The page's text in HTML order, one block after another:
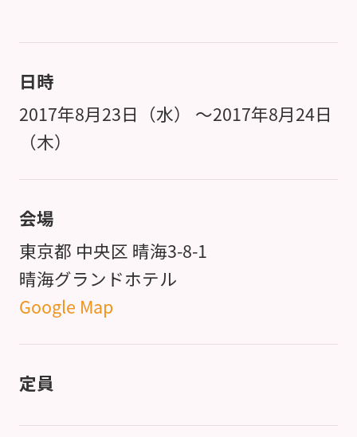
日時
2017年8月23日（水）
～2017年8月24日
（木）
会場
東京都 中央区 晴海3-8-1
晴海グランドホテル
Google Map
定員